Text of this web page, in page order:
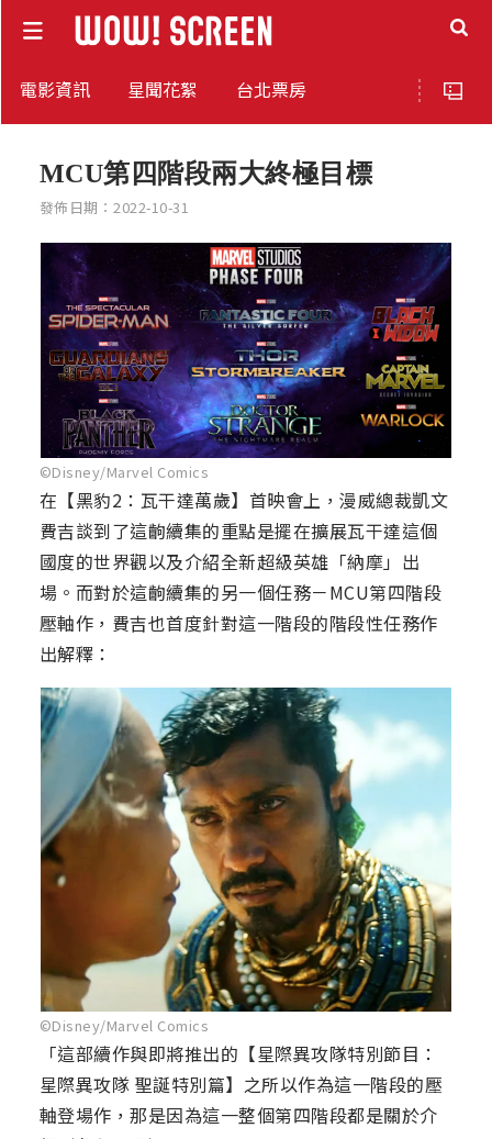
電影資訊 星聞花絮 台北票房
MCU第四階段兩大終極目標
發佈日期：2022-10-31
©Disney/Marvel Comics
在【黑豹2：瓦干達萬歲】首映會上，漫威總裁凱文
費吉談到了這齣續集的重點是擺在擴展瓦干達這個
國度的世界觀以及介紹全新超級英雄「納摩」出
場。而對於這齣續集的另一個任務－MCU第四階段
壓軸作，費吉也首度針對這一階段的階段性任務作
出解釋：
©Disney/Marvel Comics
「這部續作與即將推出的【星際異攻隊特別節目：
星際異攻隊 聖誕特別篇】之所以作為這一階段的壓
軸登場作，那是因為這一整個第四階段都是關於介